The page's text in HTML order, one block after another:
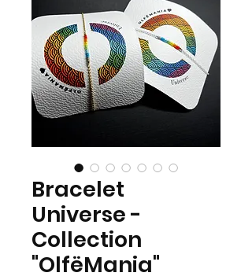
Bracelet
Universe -
Collection
"OlfëMania"